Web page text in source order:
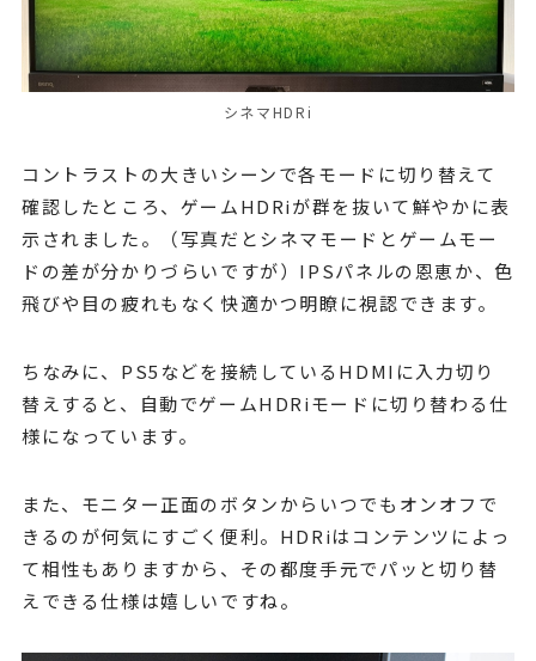
シネマHDRi
コントラストの大きいシーンで各モードに切り替えて
確認したところ、ゲームHDRiが群を抜いて鮮やかに表
示されました。（写真だとシネマモードとゲームモー
ドの差が分かりづらいですが）IPSパネルの恩恵か、色
飛びや目の疲れもなく快適かつ明瞭に視認できます。
ちなみに、PS5などを接続しているHDMIに入力切り
替えすると、自動でゲームHDRiモードに切り替わる仕
様になっています。
また、モニター正面のボタンからいつでもオンオフで
きるのが何気にすごく便利。HDRiはコンテンツによっ
て相性もありますから、その都度手元でパッと切り替
えできる仕様は嬉しいですね。